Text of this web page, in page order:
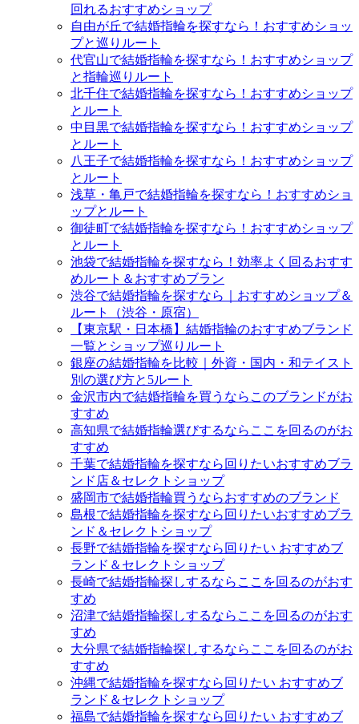
回れるおすすめショップ
自由が丘で結婚指輪を探すなら！おすすめショッ
プと巡りルート
代官山で結婚指輪を探すなら！おすすめショップ
と指輪巡りルート
北千住で結婚指輪を探すなら！おすすめショップ
とルート
中目黒で結婚指輪を探すなら！おすすめショップ
とルート
八王子で結婚指輪を探すなら！おすすめショップ
とルート
浅草・亀戸で結婚指輪を探すなら！おすすめショ
ップとルート
御徒町で結婚指輪を探すなら！おすすめショップ
とルート
池袋で結婚指輪を探すなら！効率よく回るおすす
めルート＆おすすめブラン
渋谷で結婚指輪を探すなら｜おすすめショップ＆
ルート（渋谷・原宿）
【東京駅・日本橋】結婚指輪のおすすめブランド
一覧とショップ巡りルート
銀座の結婚指輪を比較｜外資・国内・和テイスト
別の選び方と5ルート
金沢市内で結婚指輪を買うならこのブランドがお
すすめ
高知県で結婚指輪選びするならここを回るのがお
すすめ
千葉で結婚指輪を探すなら回りたいおすすめブラ
ンド店＆セレクトショップ
盛岡市で結婚指輪買うならおすすめのブランド
島根で結婚指輪を探すなら回りたいおすすめブラ
ンド＆セレクトショップ
長野で結婚指輪を探すなら回りたい おすすめブ
ランド＆セレクトショップ
長崎で結婚指輪探しするならここを回るのがおす
すめ
沼津で結婚指輪探しするならここを回るのがおす
すめ
大分県で結婚指輪探しするならここを回るのがお
すすめ
沖縄で結婚指輪を探すなら回りたい おすすめブ
ランド＆セレクトショップ
福島で結婚指輪を探すなら回りたい おすすめブ